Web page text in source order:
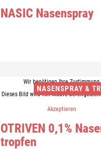
NASIC Na­sen­spray
NASENSPRAY &
Wir benötigen Ihre Zustimmung
Dieses Bild wird von Mauve
Akzeptieren
OTRI­VEN 0,1%
trop­fen